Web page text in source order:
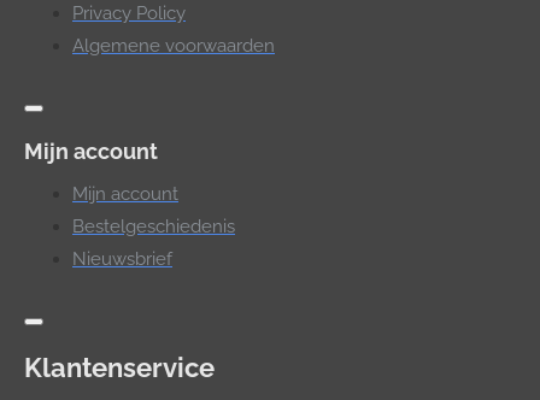
Privacy Policy
Algemene voorwaarden
Mijn account
Mijn account
Bestelgeschiedenis
Nieuwsbrief
Klantenservice